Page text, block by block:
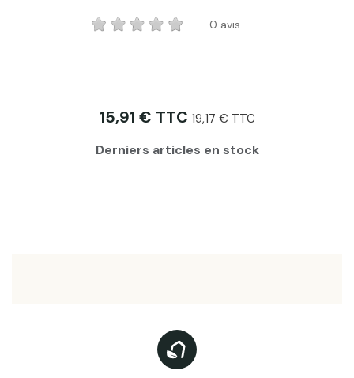
0 avis
15,91 € TTC 19,17 € TTC
Derniers articles en stock